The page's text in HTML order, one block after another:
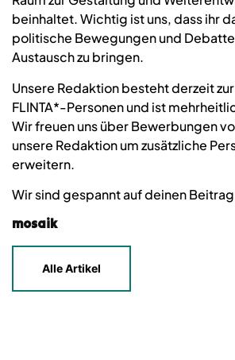
beinhaltet. Wichtig ist uns, dass ihr
politische Bewegungen und
Austausch zu bringen.
Unsere Redaktion besteht derzeit
FLINTA*-Personen und ist
Wir freuen uns über Bewerbungen
unsere Redaktion um zusätzliche
erweitern.
Wir sind gespannt auf deinen
mosaik
Alle Artikel